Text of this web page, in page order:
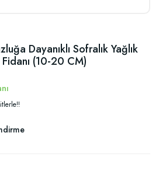
Dayanıklı Sofralık Yağlık
(10-20 CM)